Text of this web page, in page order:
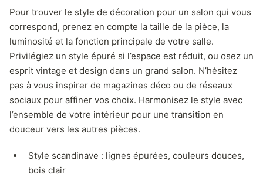
Pour trouver le style de décoration pour un salon qui vous
correspond, prenez en compte la taille de la pièce, la
luminosité et la fonction principale de votre salle.
Privilégiez un style épuré si l’espace est réduit, ou osez un
esprit vintage et design dans un grand salon. N’hésitez
pas à vous inspirer de magazines déco ou de réseaux
sociaux pour affiner vos choix. Harmonisez le style avec
l’ensemble de votre intérieur pour une transition en
douceur vers les autres pièces.
Style scandinave : lignes épurées, couleurs douces,
bois clair